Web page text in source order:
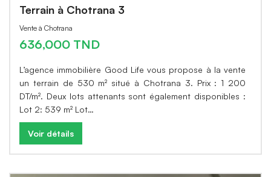
Terrain à Chotrana 3
Vente à Chotrana
636,000 TND
L’agence immobilière Good Life vous propose à la vente
un terrain de 530 m² situé à Chotrana 3. Prix : 1 200
DT/m². Deux lots attenants sont également disponibles :
Lot 2: 539 m² Lot…
Voir détails